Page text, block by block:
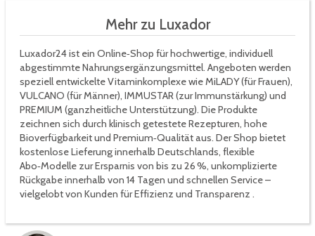
Mehr zu Luxador
Luxador24 ist ein Online‑Shop für hochwertige, individuell
abgestimmte Nahrungsergänzungsmittel. Angeboten werden
speziell entwickelte Vitaminkomplexe wie MiLADY (für Frauen),
VULCANO (für Männer), IMMUSTAR (zur Immunstärkung) und
PREMIUM (ganzheitliche Unterstützung). Die Produkte
zeichnen sich durch klinisch getestete Rezepturen, hohe
Bioverfügbarkeit und Premium‑Qualität aus. Der Shop bietet
kostenlose Lieferung innerhalb Deutschlands, flexible
Abo‑Modelle zur Ersparnis von bis zu 26 %, unkomplizierte
Rückgabe innerhalb von 14 Tagen und schnellen Service –
vielgelobt von Kunden für Effizienz und Transparenz .